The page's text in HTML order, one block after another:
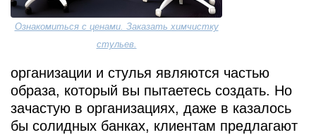
Ознакомиться с ценами. Заказать химчистку
стульев.
организации и стулья являются частью
образа, который вы пытаетесь создать. Но
зачастую в организациях, даже в казалось
бы солидных банках, клиентам предлагают